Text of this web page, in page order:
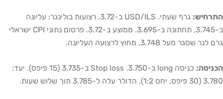
גרף שעתי. USD/ILS ב-3.72. רצועות בולינגר: עליונה
ב-3.745, תחתונה ב-3.695. ממוצע ב-3.72. פרסום נתוני CPI ישראלי
שסגר מעל 3.748, מחוץ לרצועה העליונה.
כניסה long ב-3.750. Stop loss ב-3.735 (15 פיפס). יעד:
עלה ל-3.785 תוך שלוש שעות.